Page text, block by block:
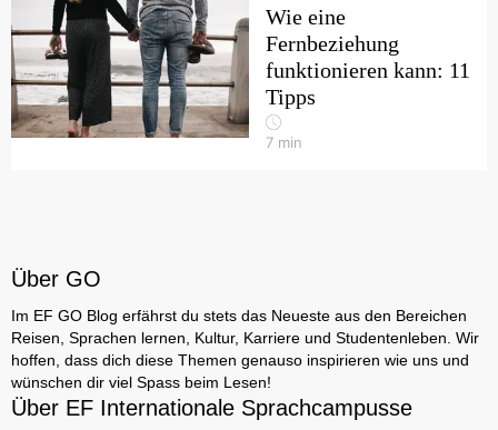
Wie eine
Fernbeziehung
funktionieren kann: 11
Tipps
7 min
Über GO
Im EF GO Blog erfährst du stets das Neueste aus den Bereichen
Reisen, Sprachen lernen, Kultur, Karriere und Studentenleben. Wir
hoffen, dass dich diese Themen genauso inspirieren wie uns und
wünschen dir viel Spass beim Lesen!
Über EF Internationale Sprachcampusse